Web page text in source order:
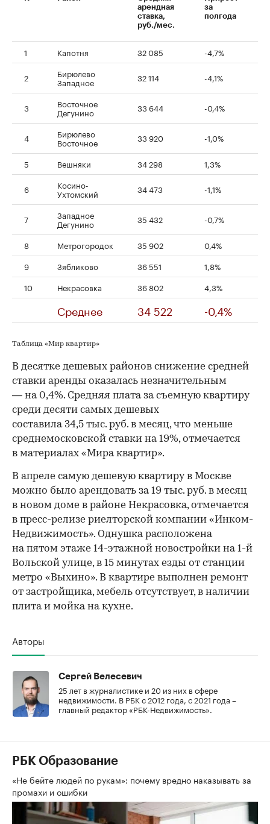
арендная
ставка,
руб./мес.
за
полгода
1 Капотня 32 085 -4,7%
2 Бирюлево
Западное 32 114 -4,1%
3 Восточное
Дегунино 33 644 -0,4%
4 Бирюлево
Восточное 33 920 -1,0%
5 Вешняки 34 298 1,3%
6 Косино-
Ухтомский 34 473 -1,1%
7 Западное
Дегунино 35 432 -0,7%
8 Метрогородок 35 902
0,4%
9
Зябликово 36 551
1,8%
10
Некрасовка 36 802 4,3%
Среднее 34 522 -0,4%
Таблица «Мир квартир»
В десятке дешевых районов снижение средней
ставки аренды оказалась незначительным
— на 0,4%. Средняя плата за съемную квартиру
среди десяти самых дешевых
составила 34,5 тыс. руб. в месяц, что меньше
среднемосковской ставки на 19%, отмечается
в материалах «Мира квартир».
В апреле самую дешевую квартиру в Москве
можно было арендовать за 19 тыс. руб. в месяц
в новом доме в районе Некрасовка, отмечается
в пресс-релизе риелторской компании «Инком-
Недвижимость». Однушка расположена
на пятом этаже 14-этажной новостройки на 1-й
Вольской улице, в 15 минутах езды от станции
метро «Выхино». В квартире выполнен ремонт
от застройщика, мебель отсутствует, в наличии
плита и мойка на кухне.
Авторы
Сергей Велесевич
25 лет в журналистике и 20 из них в сфере
недвижимости. В РБК с 2012 года, с 2021 года –
главный редактор «РБК-Недвижимость».
РБК Образование
«Не бейте людей по рукам»: почему вредно наказывать за
промахи и ошибки